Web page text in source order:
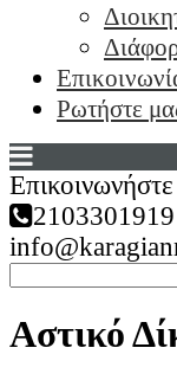
Ρωτήστε
Αστικό